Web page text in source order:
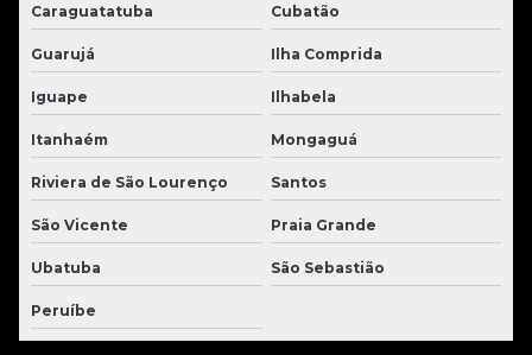
Caraguatatuba Cubatão
Guarujá Ilha Comprida
Iguape Ilhabela
Itanhaém Mongaguá
Riviera de São Lourenço Santos
São Vicente Praia Grande
Ubatuba São Sebastião
Peruíbe